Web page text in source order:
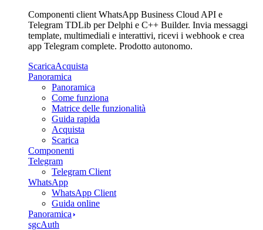
Componenti client WhatsApp Business Cloud API e
Telegram TDLib per Delphi e C++ Builder. Invia messaggi
template, multimediali e interattivi, ricevi i webhook e crea
app Telegram complete. Prodotto autonomo.
ScaricaAcquista
Panoramica
Panoramica
Come funziona
Matrice delle funzionalità
Guida rapida
Acquista
Scarica
Componenti
Telegram
Telegram Client
WhatsApp
WhatsApp Client
Guida online
Panoramica
sgcAuth